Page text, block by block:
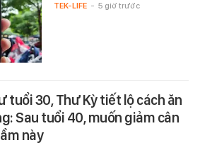
TEK-LIFE - 5 giờ trước
tuổi 30, Thư Kỳ tiết lộ cách ăn
Sau tuổi 40, muốn giảm cân
này